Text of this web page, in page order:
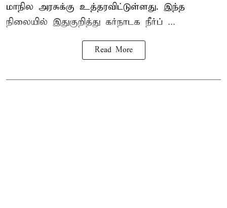
மாநில அரசுக்கு உத்தரவிட்டுள்ளது. இந்த
நிலையில் இதுகுறித்து கர்நாடக நீர்ப் ...
Read More